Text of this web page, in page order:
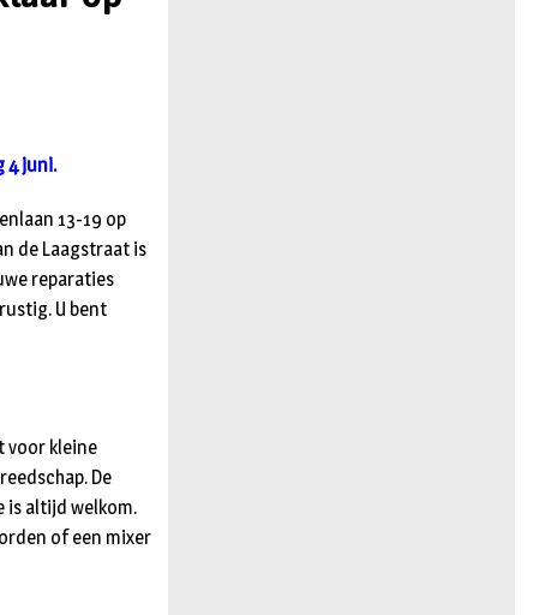
4 juni.
13-19 op
de Laagstraat is
reparaties
U bent
voor kleine
De
is altijd welkom.
of een mixer